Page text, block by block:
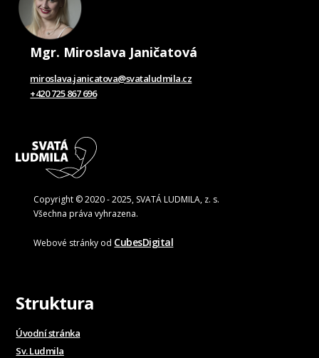
Mgr. Miroslava Janičatová
miroslava.janicatova@svataludmila.cz
+420 725 867 696
Copyright © 2020 - 2025, SVATÁ LUDMILA, z. s.
Všechna práva vyhrazena.
Webové stránky od CubesDigital
Struktura
Úvodní stránka
Sv. Ludmila